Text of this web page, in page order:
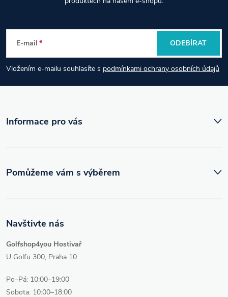
p
a
t
E-mail
Vložením e-mailu souhlasíte s podmínkami ochrany osobních údajů
ODEBÍRAT
Informace pro vás
Navštivte nás
Golfshop4you Hostivař
U Golfu 300, Praha 10
Po–Pá: 10:00–19:00
Sobota: 10:00–18:00
Pomůžeme vám s výběrem